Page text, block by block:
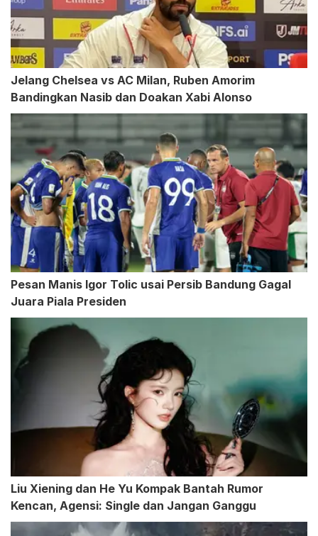
Jelang Chelsea vs AC Milan, Ruben Amorim
Bandingkan Nasib dan Doakan Xabi Alonso
Pesan Manis Igor Tolic usai Persib Bandung Gagal
Juara Piala Presiden
Liu Xiening dan He Yu Kompak Bantah Rumor
Kencan, Agensi: Single dan Jangan Ganggu